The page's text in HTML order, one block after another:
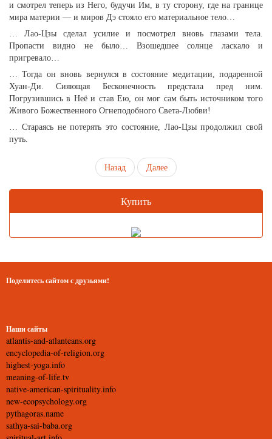
и смотрел теперь из Него, будучи Им, в ту сторону, где на границе
мира материи — и миров Дэ стояло его материальное тело…
… Лао-Цзы сделал усилие и посмотрел вновь глазами тела.
Пропасти видно не было… Взошедшее солнце ласкало и
пригревало…
… Тогда он вновь вернулся в состояние медитации, подаренной
Хуан-Ди. Сияющая Бесконечность предстала пред ним.
Погрузившись в Неё и став Ею, он мог сам быть источником того
Живого Божественного Огнеподобного Света-Любви!
… Стараясь не потерять это состояние, Лао-Цзы продолжил свой
путь.
Назад Далее
Купить
Поделитесь сайтом с друзьями!
Наши сайты
atlantis-and-atlanteans.org
encyclopedia-of-religion.org
highest-yoga.info
meaning-of-life.tv
native-american-spirituality.info
new-ecopsychology.org
pythagoras.name
sathya-sai-baba.org